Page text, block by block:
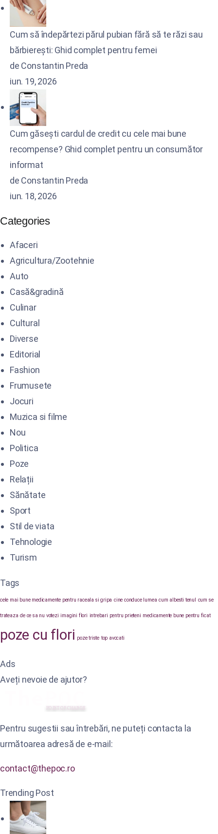
Cum să îndepărtezi părul pubian fără să te răzi sau
bărbierești: Ghid complet pentru femei
de Constantin Preda
iun. 19, 2026
Cum găsești cardul de credit cu cele mai bune
recompense? Ghid complet pentru un consumător
informat
de Constantin Preda
iun. 18, 2026
Categories
Afaceri
Agricultura/Zootehnie
Auto
Casă&gradină
Culinar
Cultural
Diverse
Editorial
Fashion
Frumusete
Jocuri
Muzica si filme
Nou
Politica
Poze
Relații
Sănătate
Sport
Stil de viata
Tehnologie
Turism
Tags
cele mai bune medicamente pentru raceala si gripa cine conduce lumea cum albesti tenul cum se
trateaza de ce sa nu votezi imagini flori intrebari pentru prieteni medicamente bune pentru ficat
poze cu flori poze triste top avocati
Ads
Aveți nevoie de ajutor?
Pentru sugestii sau întrebări, ne puteți contacta la
următoarea adresă de e-mail:
contact@thepoc.ro
Trending Post